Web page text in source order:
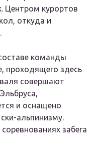
Центром курортов
откуда и
команды
проходящего здесь
совершают
и оснащено
альпинизму.
забега